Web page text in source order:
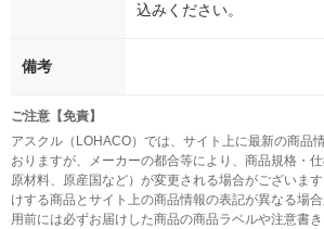
込みください。
備考
ご注意【免責】
アスクル（LOHACO）では、サイト上に最新の商品
おりますが、メーカーの都合等により、商品規格・仕
原材料、原産国など）が変更される場合がございま
けする商品とサイト上の商品情報の表記が異なる場
用前には必ずお届けした商品の商品ラベルや注意書